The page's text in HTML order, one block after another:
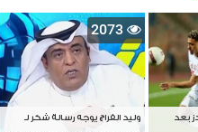
بعد
2073
وليد الفراج يوجه رسالة شكر لـ